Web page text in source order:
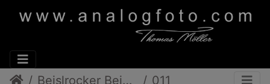
Beislrocker Beim Nowak 011